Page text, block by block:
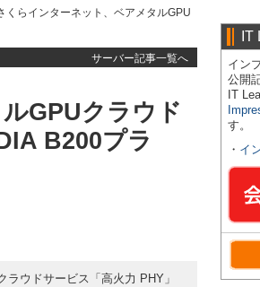
くらインターネット、ベアメタルGPU
サーバー記事一覧へ
GPUクラウド
B200プラ
ウドサービス「高火力 PHY」
IT
イン
公開
IT
す。
・ イ